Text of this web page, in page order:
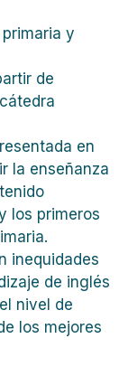
y
de
en
la enseñanza
los primeros
inequidades
de inglés
nivel de
los mejores